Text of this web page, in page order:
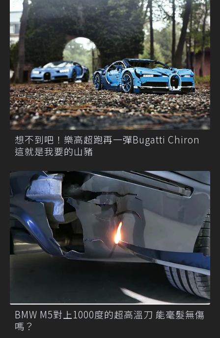
想不到吧！樂高超跑再一彈Bugatti Chiron
這就是我要的山豬
BMW M5對上1000度的超高溫刀 能毫髮無傷
嗎？